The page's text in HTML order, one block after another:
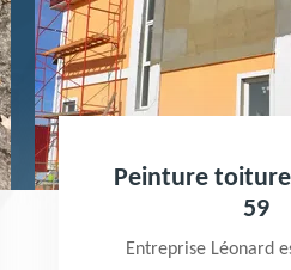
Peinture toiture et
Entreprise Léonard est un